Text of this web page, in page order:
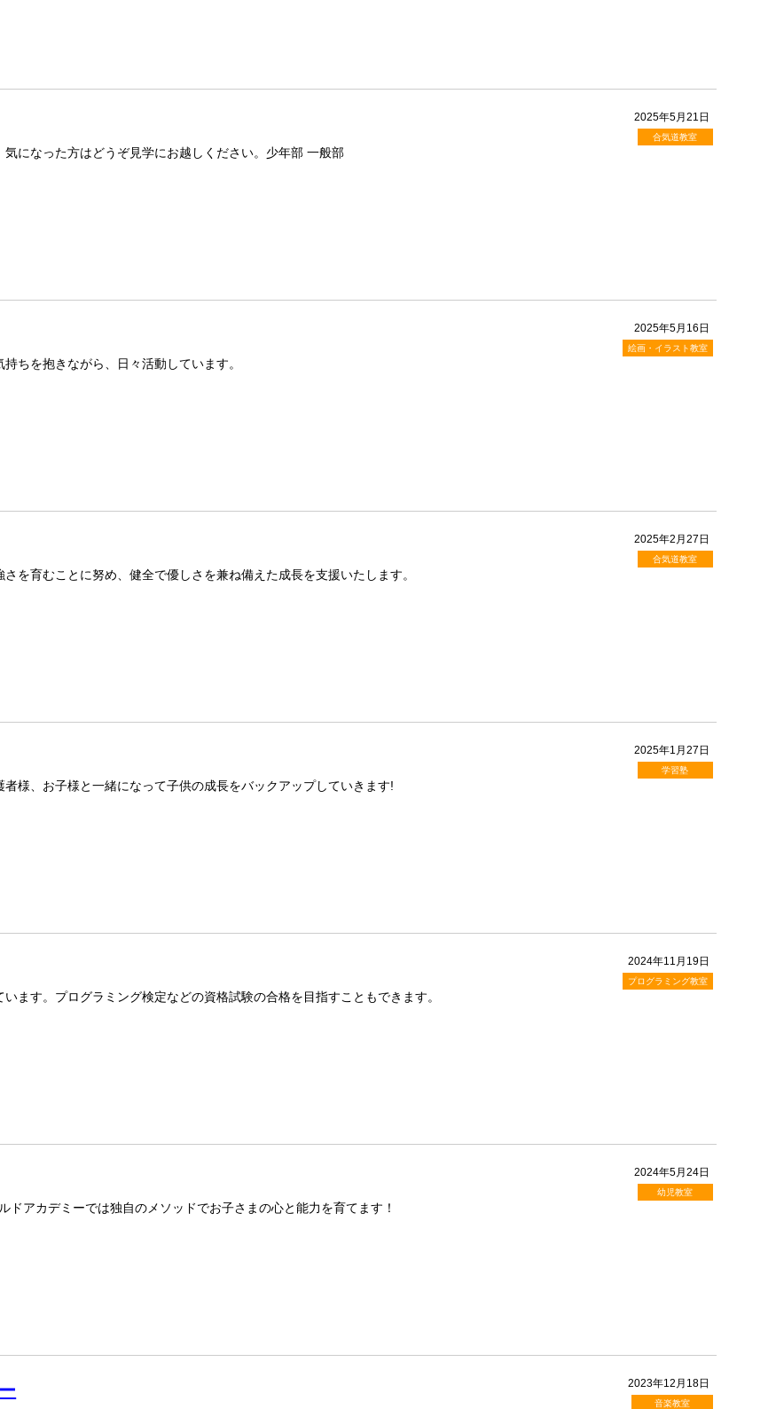
2025年5月21日
合気道教室
になった方はどうぞ見学にお越しください。少年部 一般部
2025年5月16日
絵画・イラスト教室
ちを抱きながら、日々活動しています。
2025年2月27日
合気道教室
を育むことに努め、健全で優しさを兼ね備えた成長を支援いたします。
2025年1月27日
学習塾
様、お子様と一緒になって子供の成長をバックアップしていきます!
2024年11月19日
プログラミング教室
ます。プログラミング検定などの資格試験の合格を目指すこともできます。
2024年5月24日
幼児教室
ドアカデミーでは独自のメソッドでお子さまの心と能力を育てます！
2023年12月18日
音楽教室